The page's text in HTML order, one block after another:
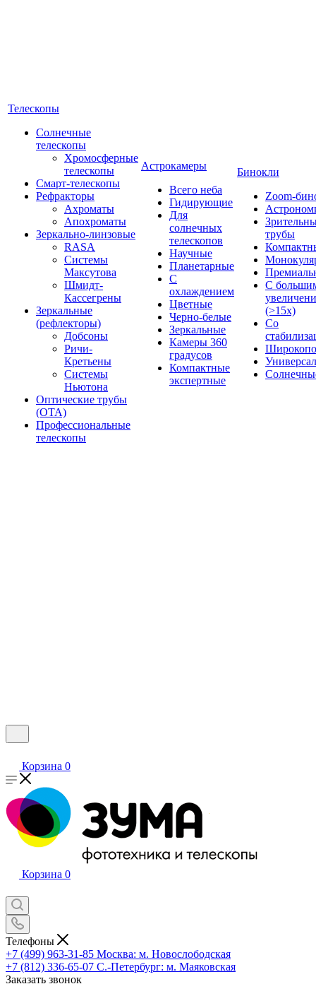
Телескопы
Солнечные
телескопы
Хромосферные
телескопы
Смарт-телескопы
Рефракторы
Ахроматы
Апохроматы
Зеркально-линзовые
RASA
Системы
Максутова
Шмидт-
Кассегрены
Зеркальные
(рефлекторы)
Добсоны
Ричи-
Кретьены
Системы
Ньютона
Оптические трубы
(OTA)
Профессиональные
телескопы
Астрокамеры
Всего неба
Гидирующие
Для
солнечных
телескопов
Научные
Планетарные
С
охлаждением
Цветные
Черно-белые
Зеркальные
Камеры 360
градусов
Компактные
экспертные
Бинокли
Zoom-
трубы
С
(>15x)
Со
Корзина 0
Корзина 0
Телефоны
+7 (499) 963-31-85 Москва: м. Новослободская
+7 (812) 336-65-07 С.-Петербург: м. Маяковская
Заказать звонок